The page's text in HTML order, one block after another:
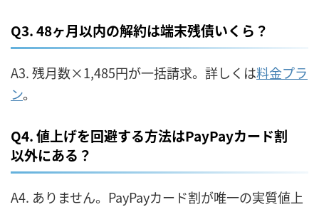
Q3. 48ヶ月以内の解約は端末残債いくら？
A3. 残月数×1,485円が一括請求。詳しくは料金プラ
ン。
Q4. 値上げを回避する方法はPayPayカード割
以外にある？
A4. ありません。PayPayカード割が唯一の実質値上